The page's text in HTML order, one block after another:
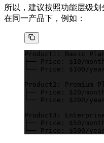
所以，建议按照功能层级
在同一产品下，例如：
Product1: Basic Plan
├── Price: $10/
└── Price: $100/
Product2: Premium
├── Price: $20/
└── Price: $200/
Product3:
├── Price: $50/
└── Price: $500/